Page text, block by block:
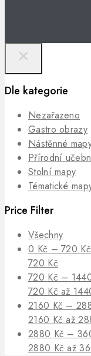
Dle kategorie
Nezařazeno
Gastro obrazy
Nástěnné
Přírodní
Stolní mapy
Tématické
Price Filter
Všechny
0 Kč – 720 Kč
720 Kč
720 Kč –
720 Kč až
2160 Kč –
2160 Kč až
2880 Kč –
2880 Kč až